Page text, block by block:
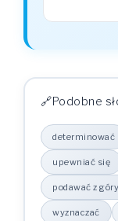
Podobne
determinować
upewniać się
podawać z góry
wyznaczać